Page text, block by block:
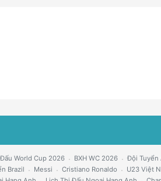
World Cup 2026 BXH WC 2026 Đội Tuyển
Brazil Messi Cristiano Ronaldo U23 Việt